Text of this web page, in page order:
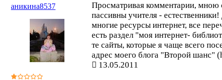
аникина8537
Просматривая комментарии, мною
пассивны учителя -
многие ресурсы интернет, все
есть раздел "моя интернет-
те сайты, которые я чаще всего
адрес моего блога "Второй шанс"
13.05.2011